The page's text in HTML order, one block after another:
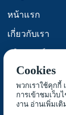
หน้าแรก
เกี่ยวกับเรา
ผลิตภัณฑ์และ
การพัฒนาอย่า
Cookies
พวกเราใช้คุกกี้
การเข้าชมเว็บ
งาน อ่านเพิ่มเติ